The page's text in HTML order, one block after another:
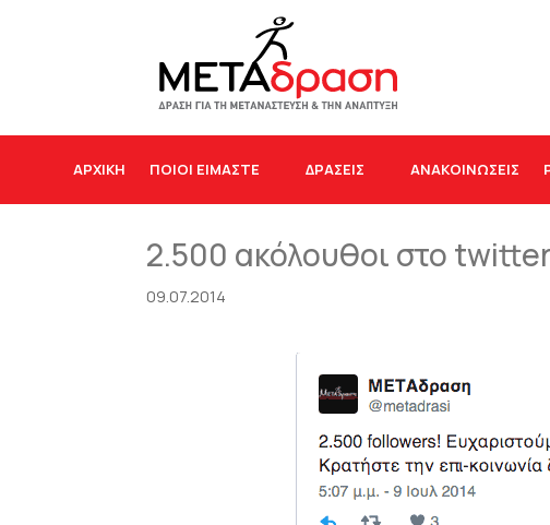
ΑΡΧΙΚΉ ΠΟΙΟΙ ΕΙΜΑΣΤΕ ΔΡΆΣΕΙΣ ΑΝΑΚΟΙΝΩΣΕΙΣ
2.500 ακόλουθοι στο
09.07.2014